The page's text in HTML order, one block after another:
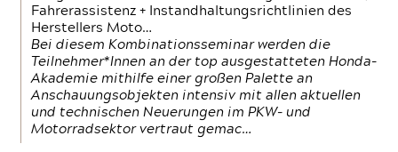
Fahrerassistenz + Instandhaltungsrichtlinien des
Herstellers Moto…
Bei diesem Kombinationsseminar werden die
Teilnehmer*Innen an der top ausgestatteten Honda-
Akademie mithilfe einer großen Palette an
Anschauungsobjekten intensiv mit allen aktuellen
und technischen Neuerungen im PKW- und
Motorradsektor vertraut gemac…